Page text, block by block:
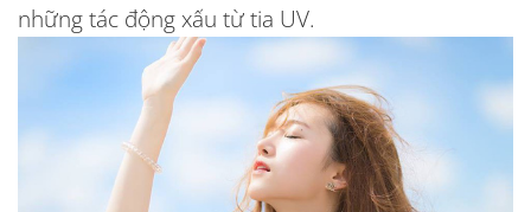
những tác động xấu từ tia UV.